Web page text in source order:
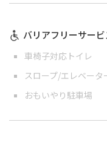
バリアフリーサービ
車椅子対応トイレ
スロープ/エレベータ
おもいやり駐車場